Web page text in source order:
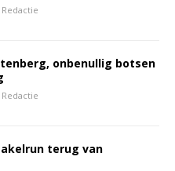
Redactie
onbenullig botsen
Redactie
terug van